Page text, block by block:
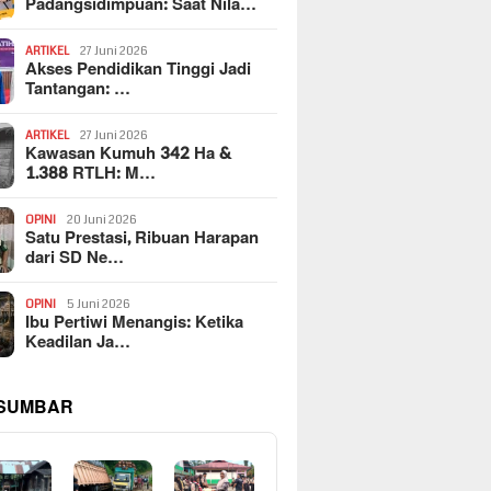
ARTIKEL 27 Juni 2026
Akses Pendidikan Tinggi Jadi
Tantangan: …
ARTIKEL 27 Juni 2026
Kawasan Kumuh 342 Ha &
1.388 RTLH: M…
OPINI 20 Juni 2026
Satu Prestasi, Ribuan Harapan
dari SD Ne…
OPINI 5 Juni 2026
Ibu Pertiwi Menangis: Ketika
Keadilan Ja…